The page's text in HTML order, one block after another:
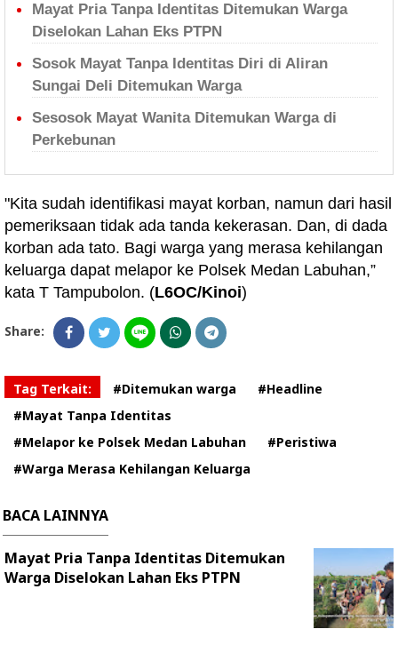
Mayat Pria Tanpa Identitas Ditemukan Warga
Diselokan Lahan Eks PTPN
Sosok Mayat Tanpa Identitas Diri di Aliran
Sungai Deli Ditemukan Warga
Sesosok Mayat Wanita Ditemukan Warga di
Perkebunan
"Kita sudah identifikasi mayat korban, namun dari hasil
pemeriksaan tidak ada tanda kekerasan. Dan, di dada
korban ada tato. Bagi warga yang merasa kehilangan
keluarga dapat melapor ke Polsek Medan Labuhan,”
kata T Tampubolon. (L6OC/Kinoi)
Share:
Tag Terkait: #Ditemukan warga
#Headline
#Mayat Tanpa Identitas
#Melapor ke Polsek Medan Labuhan
#Peristiwa
#Warga Merasa Kehilangan Keluarga
BACA LAINNYA
Mayat Pria Tanpa Identitas Ditemukan
Warga Diselokan Lahan Eks PTPN